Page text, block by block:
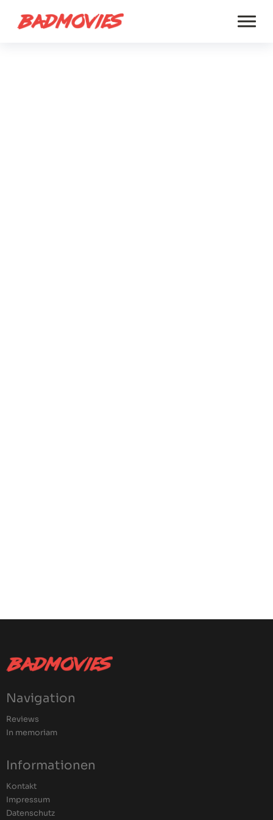
Navigation
Reviews
In memoriam
Informationen
Kontakt
Impressum
Datenschutz